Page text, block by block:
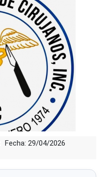
Fecha: 29/04/2026